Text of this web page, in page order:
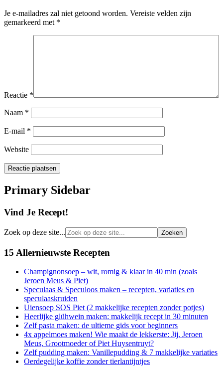
Je e-mailadres zal niet getoond worden. Vereiste velden zijn
gemarkeerd met *
Reactie *
Naam *
E-mail *
Website
Primary Sidebar
Vind Je Recept!
Zoek op deze site...
15 Allernieuwste Recepten
Champignonsoep – wit, romig & klaar in 40 min (zoals
Jeroen Meus & Piet)
Speculaas & Speculoos maken – recepten, variaties en
speculaaskruiden
Uiensoep SOS Piet (2 makkelijke recepten zonder potjes)
Heerlijke glühwein maken: makkelijk recept in 30 minuten
Zelf pasta maken: de ultieme gids voor beginners
4x appelmoes maken! Wie maakt de lekkerste: Jij, Jeroen
Meus, Grootmoeder of Piet Huysentruyt?
Zelf pudding maken: Vanillepudding & 7 makkelijke variaties
Oerdegelijke koffie zonder tierlantijntjes